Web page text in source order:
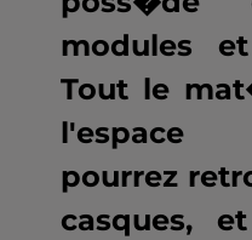
modules
Tout le
l'espace
pourrez
casques,